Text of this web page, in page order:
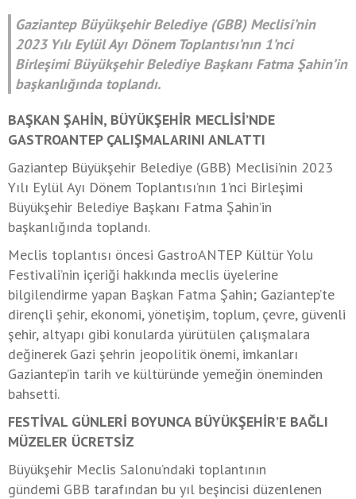
Gaziantep Büyükşehir Belediye (GBB) Meclisi’nin
2023 Yılı Eylül Ayı Dönem Toplantısı’nın 1’nci
Birleşimi Büyükşehir Belediye Başkanı Fatma Şahin’in
başkanlığında toplandı.
BAŞKAN ŞAHİN, BÜYÜKŞEHİR MECLİSİ’NDE
GASTROANTEP ÇALIŞMALARINI ANLATTI
Gaziantep Büyükşehir Belediye (GBB) Meclisi’nin 2023
Yılı Eylül Ayı Dönem Toplantısı’nın 1’nci Birleşimi
Büyükşehir Belediye Başkanı Fatma Şahin’in
başkanlığında toplandı.
Meclis toplantısı öncesi GastroANTEP Kültür Yolu
Festivali’nin içeriği hakkında meclis üyelerine
bilgilendirme yapan Başkan Fatma Şahin; Gaziantep’te
dirençli şehir, ekonomi, yönetişim, toplum, çevre, güvenli
şehir, altyapı gibi konularda yürütülen çalışmalara
değinerek Gazi şehrin jeopolitik önemi, imkanları
Gaziantep’in tarih ve kültüründe yemeğin öneminden
bahsetti.
FESTİVAL GÜNLERİ BOYUNCA BÜYÜKŞEHİR’E BAĞLI
MÜZELER ÜCRETSİZ
Büyükşehir Meclis Salonu’ndaki toplantının
gündemi GBB tarafından bu yıl beşincisi düzenlenen